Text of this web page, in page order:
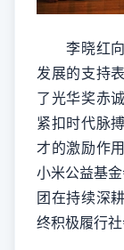
李晓红向
发展的支持
了光华奖赤
紧扣时代脉
才的激励作
小米公益基
团在持续深
终积极履行社